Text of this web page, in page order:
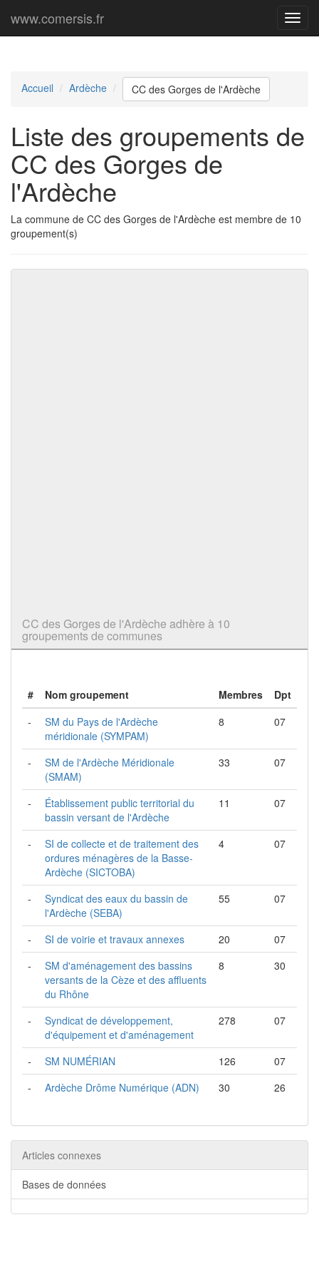
Menu
www.comersis.fr
Accueil Ardèche CC des Gorges de l'Ardèche
Liste des groupements de
CC des Gorges de
l'Ardèche
La commune de CC des Gorges de l'Ardèche est membre de 10
groupement(s)
CC des Gorges de l'Ardèche adhère à 10
groupements de communes
# Nom groupement Membres
Dpt
-
SM du Pays de l'Ardèche
méridionale (SYMPAM)
8 07
-
SM de l'Ardèche Méridionale
(SMAM)
33 07
-
Établissement public territorial du
bassin versant de l'Ardèche
11 07
-
SI de collecte et de traitement des
ordures ménagères de la Basse-
Ardèche (SICTOBA)
4 07
-
Syndicat des eaux du bassin de
l'Ardèche (SEBA)
55 07
- SI de voirie et travaux annexes 20
07
-
SM d'aménagement des bassins
versants de la Cèze et des affluents
du Rhône
8 30
-
Syndicat de développement,
d'équipement et d'aménagement
278 07
- SM NUMÉRIAN 126
07
-
Ardèche Drôme Numérique (ADN) 30 26
Articles connexes
Bases de données